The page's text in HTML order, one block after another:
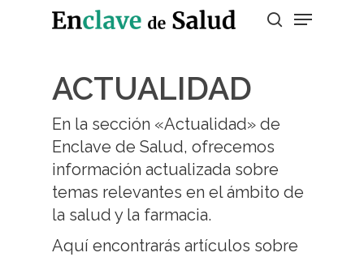
Presiona enter para buscar o ESC para
ACTUALIDAD
En la sección «Actualidad» de
Enclave de Salud, ofrecemos
información actualizada sobre
temas relevantes en el ámbito de
la salud y la farmacia.
Aquí encontrarás artículos sobre